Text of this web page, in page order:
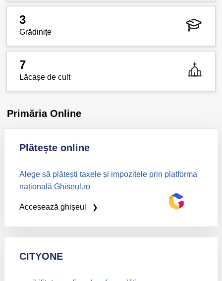
3
Grădinițe
7
Lăcașe de cult
Primăria Online
Plătește online
Alege să plătești taxele și impozitele prin platforma
națională Ghiseul.ro
Accesează ghișeul
CITYONE